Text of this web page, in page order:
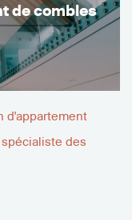
de combles
d'appartement
des